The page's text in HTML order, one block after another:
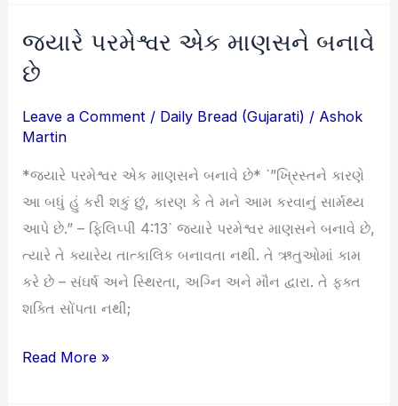
જ્યારે પરમેશ્વર એક માણસને બનાવે
છે
Leave a Comment / Daily Bread (Gujarati) / Ashok
Martin
*જ્યારે પરમેશ્વર એક માણસને બનાવે છે* `”ખ્રિસ્તને કારણે
આ બધું હું કરી શકું છું, કારણ કે તે મને આમ કરવાનું સાર્મથ્ય
આપે છે.” – ફિલિપ્પી 4:13` જ્યારે પરમેશ્વર માણસને બનાવે છે,
ત્યારે તે ક્યારેય તાત્કાલિક બનાવતા નથી. તે ઋતુઓમાં કામ
કરે છે – સંઘર્ષ અને સ્થિરતા, અગ્નિ અને મૌન દ્વારા. તે ફક્ત
શક્તિ સોંપતા નથી;
જ્યારે
પરમેશ્વર
માણસને
બનાવે
છે
Read More »